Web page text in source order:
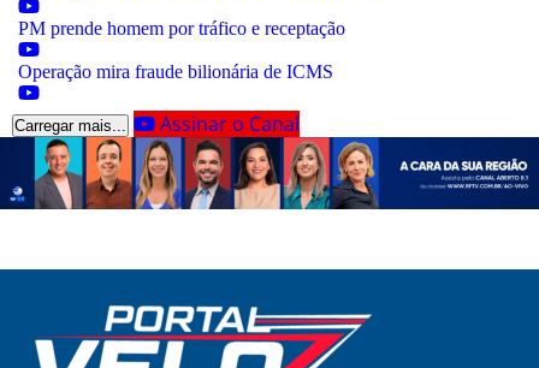
PM prende homem por tráfico e receptação
Operação mira fraude bilionária de ICMS
Carregar mais... Assinar o Canal